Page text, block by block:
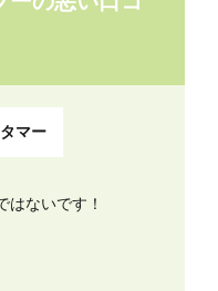
マー
はないです！